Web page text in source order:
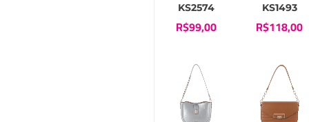
KS2574
R$99,00
KS1493
R$118,00